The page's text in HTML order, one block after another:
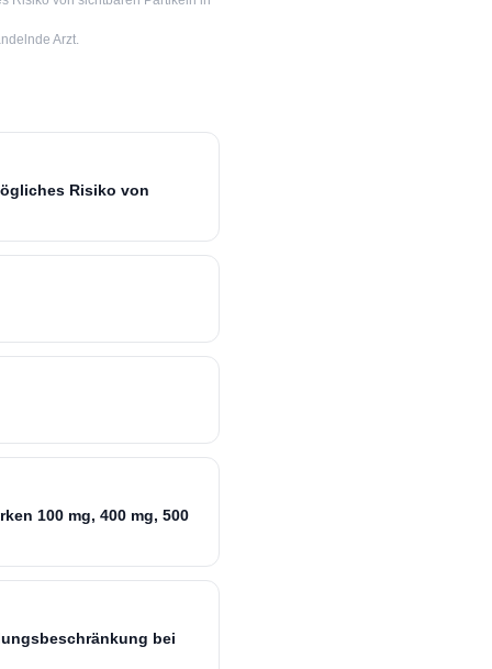
Arzt.
Risiko von
100 mg, 400 mg, 500
bei